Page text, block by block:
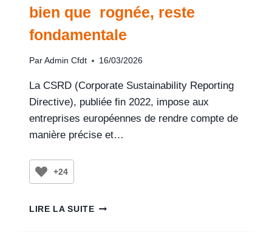
bien que rognée, reste
fondamentale
Par Admin Cfdt 16/03/2026
La CSRD (Corporate Sustainability Reporting
Directive), publiée fin 2022, impose aux
entreprises européennes de rendre compte de
manière précise et…
+24
LIRE LA SUITE